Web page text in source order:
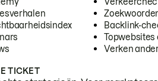
Backlink-
Topwebsites
Verken
TICKET